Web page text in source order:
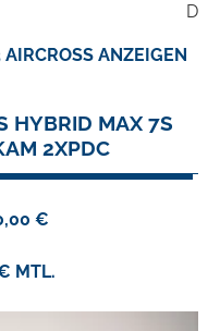
D
ANZEIGEN
HYBRID MAX 7S
2XPDC
€
MTL.